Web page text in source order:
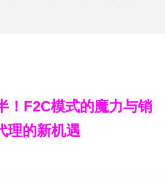
！F2C模式的魔力与销
理的新机遇